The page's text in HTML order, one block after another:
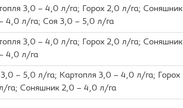
3,0 – 4,0 л/га; Горох 2,0 л/га; Соняшник
4,0 л/га; Соя 3,0 – 5,0 л/га
3,0 – 4,0 л/га; Горох 2,0 л/га; Соняшник
4,0 л/га
– 5,0 л/га; Картопля 3,0 – 4,0 л/га; Горох
га; Соняшник 2,0 – 4,0 л/га